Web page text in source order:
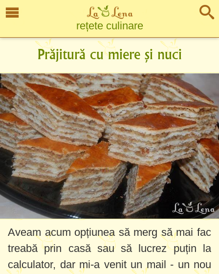
rețete culinare
Prăjitură cu miere și nuci
Aveam acum opțiunea să merg să mai fac
treabă prin casă sau să lucrez puțin la
calculator, dar mi-a venit un mail - un nou